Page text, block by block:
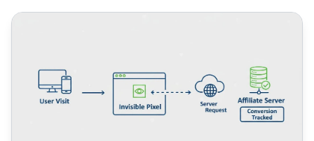
Kiedy powinienem używać śledzenia pikselowego w